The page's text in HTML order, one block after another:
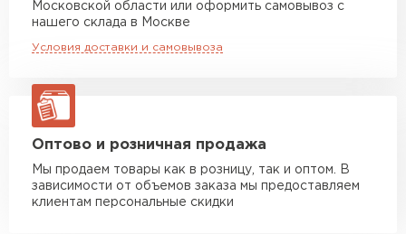
Манипулятор до 10 тн
макс. длина груза 8 м
макс. длина груза 13,5 м
ЗАКАЗАТЬ С ДОСТАВКОЙ
Московской области или оформить самовывоз с
нашего склада в Москве
Условия доставки и самовывоза
Оптово и розничная продажа
Мы продаем товары как в розницу, так и оптом. В
зависимости от объемов заказа мы предоставляем
клиентам персональные скидки